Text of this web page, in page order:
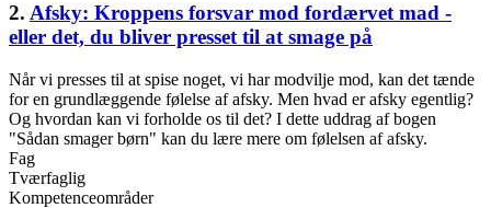
2. Afsky: Kroppens forsvar mod fordærvet mad -
eller det, du bliver presset til at smage på
Når vi presses til at spise noget, vi har modvilje mod, kan det tænde
for en grundlæggende følelse af afsky. Men hvad er afsky egentlig?
Og hvordan kan vi forholde os til det? I dette uddrag af bogen
"Sådan smager børn" kan du lære mere om følelsen af afsky.
Fag
Tværfaglig
Kompetenceområder